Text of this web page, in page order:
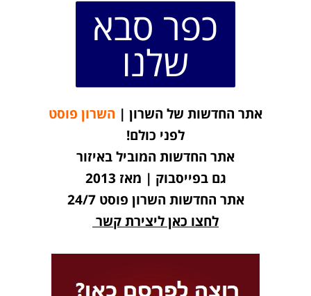
כפר סבא
שלנו
אתר החדשות של השרון | השרון פוסט
לפני כולם!
אתר החדשות המוביל באיזור
גם בפייסבוק | מאז 2013
אתר החדשות השרון פוסט 24/7
לחצו כאן ליצירת קשר